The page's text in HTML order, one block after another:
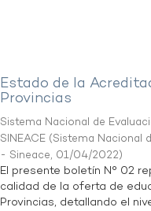
Estado de la
Provincias
Sistema Nacional de
SINEACE (Sistema Nacional
- Sineace, 01/04/2022)
El presente boletín N° 02
calidad de la oferta de
Provincias, detallando el